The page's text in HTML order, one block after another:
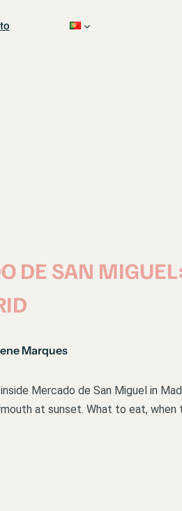
DE SAN
Marques
Mercado de San Miguel in
at sunset. What to eat, when